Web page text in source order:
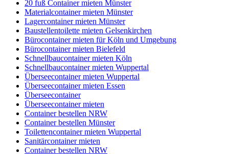
20 fuß Container mieten Münster
Materialcontainer mieten Münster
Lagercontainer mieten Münster
Baustellentoilette mieten Gelsenkirchen
Bürocontainer mieten für Köln und Umgebung
Bürocontainer mieten Bielefeld
Schnellbaucontainer mieten Köln
Schnellbaucontainer mieten Wuppertal
Überseecontainer mieten Wuppertal
Überseecontainer mieten Essen
Überseecontainer
Überseecontainer mieten
Container bestellen NRW
Container bestellen Münster
Toilettencontainer mieten Wuppertal
Sanitärcontainer mieten
Container bestellen NRW